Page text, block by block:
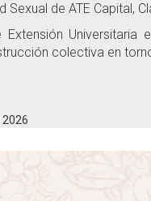
Sexual de ATE Capital,
Extensión
colectiva en
2026